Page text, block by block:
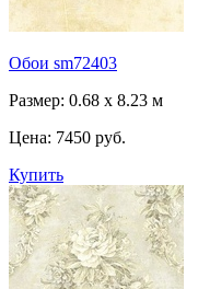
Обои sm72403
Размер: 0.68 x 8.23 м
Цена: 7450 руб.
Купить